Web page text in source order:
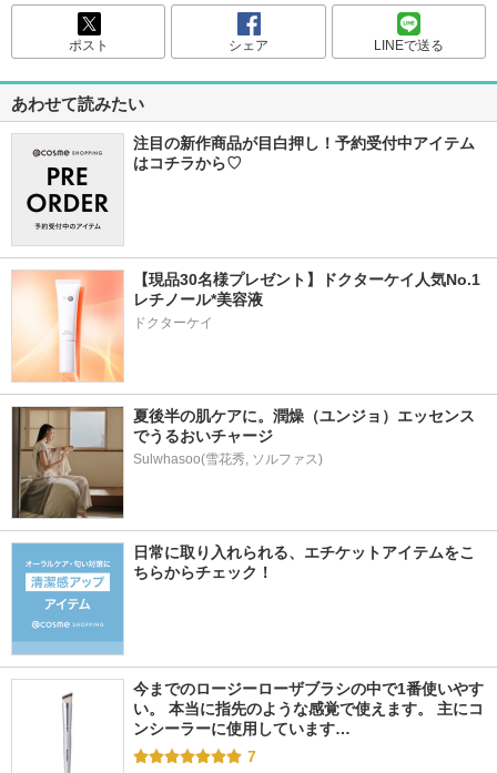
ポスト シェア LINEで送る
あわせて読みたい
注目の新作商品が目白押し！予約受付中アイテム
はコチラから♡
【現品30名様プレゼント】ドクターケイ人気No.1
レチノール*美容液
ドクターケイ
夏後半の肌ケアに。潤燥（ユンジョ）エッセンス
でうるおいチャージ
Sulwhasoo(雪花秀, ソルファス)
日常に取り入れられる、エチケットアイテムをこ
ちらからチェック！
今までのロージーローザブラシの中で1番使いやす
い。 本当に指先のような感覚で使えます。 主にコ
ンシーラーに使用しています…
7